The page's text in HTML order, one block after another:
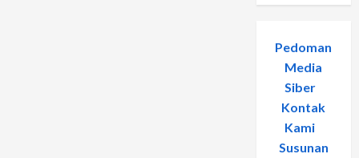
Pedoman
Media
Siber-
Kontak
Kami
Susunan